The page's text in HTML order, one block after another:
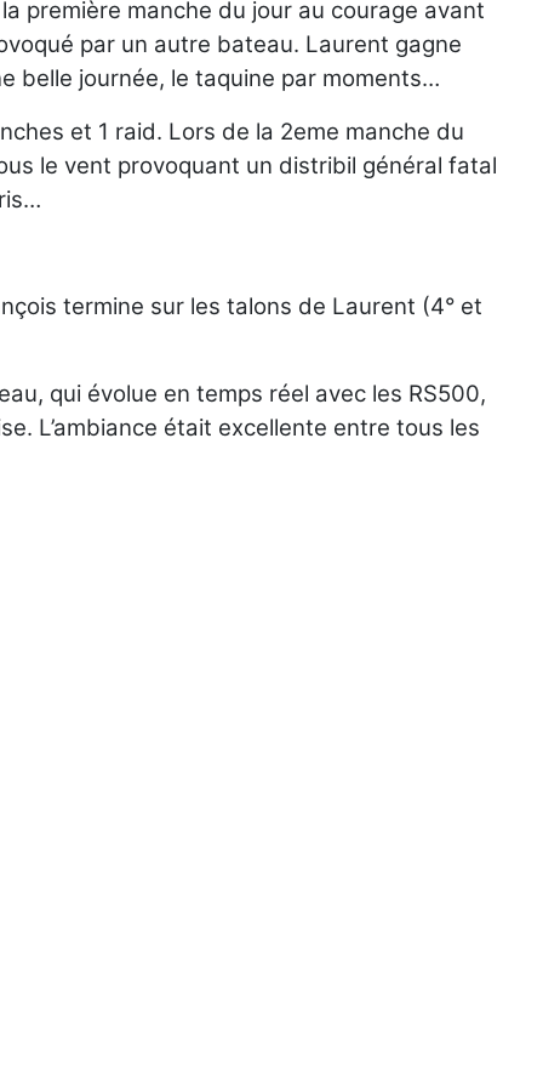
première manche du jour au courage avant
par un autre bateau. Laurent gagne
belle journée, le taquine par moments…
et 1 raid. Lors de la 2eme manche du
le vent provoquant un distribil général fatal
termine sur les talons de Laurent (4° et
qui évolue en temps réel avec les RS500,
L’ambiance était excellente entre tous les